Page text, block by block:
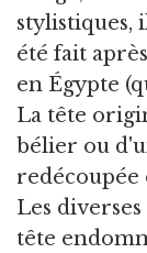
stylistiques,
été fait
en Égypte
La tête
bélier ou
redécoupée
Les
tête